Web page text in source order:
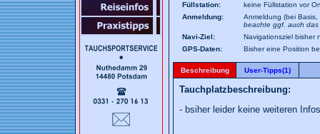
Füllstation:
keine Füllstation vor
Anmeldung:
Anmeldung (bei
beachte ggf. auch
Navi-Ziel:
Navigationsziel bisher
GPS-Daten:
Bisher eine Position
Beschreibung User-Tipps(1)
Tauchplatzbeschreibung:
- bsiher leider keine weiteren